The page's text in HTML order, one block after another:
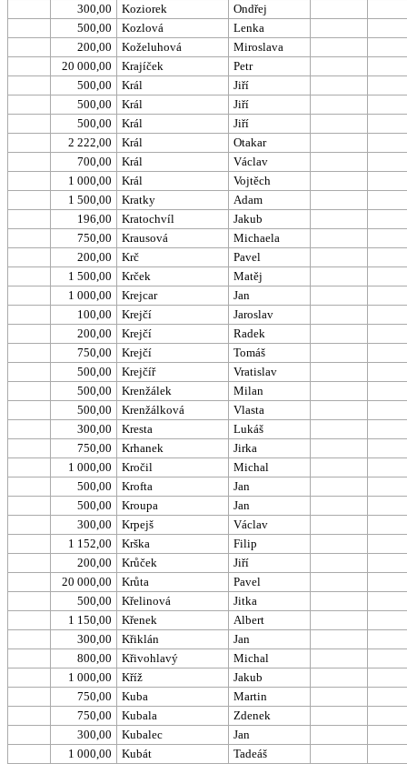
300,00
Koziorek
Ondřej
500,00
Kozlová
Lenka
200,00
Koželuhová
Miroslava
20 000,00
Krajíček
Petr
500,00
Král
Jiří
500,00
Král
Jiří
500,00
Král
Jiří
2 222,00
Král
Otakar
700,00
Král
Václav
1 000,00
Král
Vojtěch
1 500,00
Kratky
Adam
196,00
Kratochvíl
Jakub
750,00
Krausová
Michaela
200,00
Krč
Pavel
1 500,00
Krček
Matěj
1 000,00
Krejcar
Jan
100,00
Krejčí
Jaroslav
200,00
Krejčí
Radek
750,00
Krejčí
Tomáš
500,00
Krejčíř
Vratislav
500,00
Krenžálek
Milan
500,00
Krenžálková
Vlasta
300,00
Kresta
Lukáš
750,00
Krhanek
Jirka
1 000,00
Kročil
Michal
500,00
Krofta
Jan
500,00
Kroupa
Jan
300,00
Krpejš
Václav
1 152,00
Krška
Filip
200,00
Krůček
Jiří
20 000,00
Krůta
Pavel
500,00
Křelinová
Jitka
1 150,00
Křenek
Albert
300,00
Křiklán
Jan
800,00
Křivohlavý
Michal
1 000,00
Kříž
Jakub
750,00
Kuba
Martin
750,00
Kubala
Zdenek
300,00
Kubalec
Jan
1 000,00
Kubát
Tadeáš